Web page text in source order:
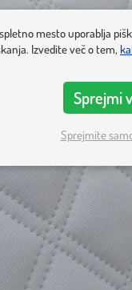
mesto uporablja
Izvedite več o tem,
Sprejmi
Sprejmite